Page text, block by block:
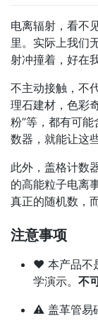
电离辐射，看不
里。实际上我们
射冲撞着，好在
不主动接触，不
理石建材，色彩
粉”等，都有可
数器，就能让这
此外，盖格计数
的高能粒子电离
真正的随机数，
注意事项
♥ 本产品不
学演示。 不
⚠ 盖革管易